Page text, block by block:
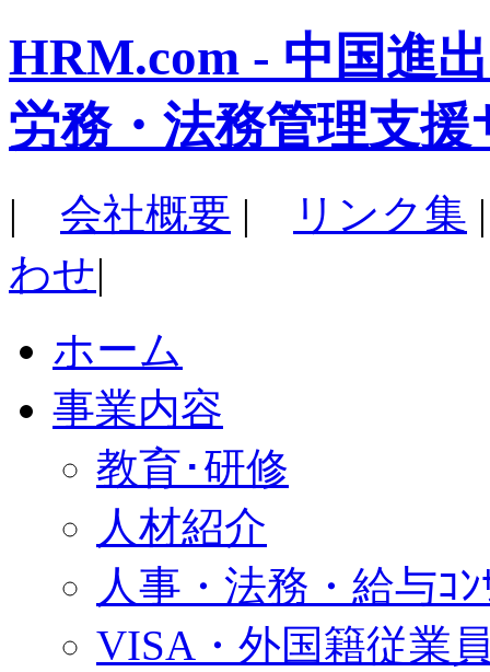
HRM.com - 中国進
労務・法務管理支援
| 会社概要 | リンク集
わせ|
ホーム
事業内容
教育･研修
人材紹介
人事・法務・給与ｺﾝ
VISA・外国籍従業